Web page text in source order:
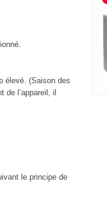
élevé. (Saison des
de l’appareil, il
le principe de